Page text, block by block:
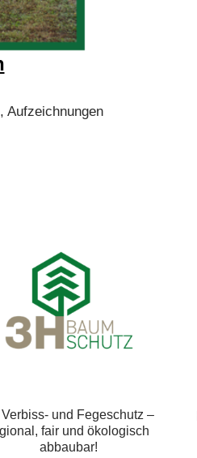
Aufzeichnungen
könnte Ihre Firma stehen!